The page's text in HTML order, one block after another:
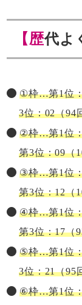
【歴代
①枠…第1位：
3位：02（94
②枠…第1位：
第3位：09（
③枠…第1位：
第3位：12（
④枠…第1位：
第3位：17（
⑤枠…第1位：
3位：21（95
⑥枠…第1位：